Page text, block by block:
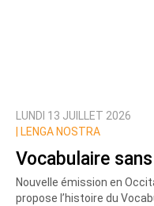
Prévenez-moi de
LUNDI 13 JUILLET 2026
LENGA NOSTRA
Vocabulaire
Nouvelle émission en
propose l’histoire du